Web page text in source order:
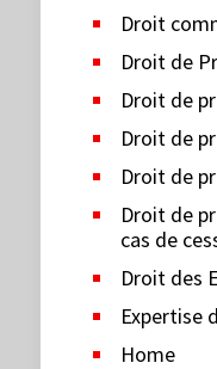
Droit
Droit de
Droit de
Droit de
Droit de
Droit de
cas de
Droit des
Expertise
Home